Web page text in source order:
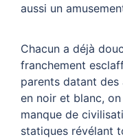
aussi un
Chacun a déjà
franchement
parents datant des
en noir et blanc,
manque de
statiques révélant